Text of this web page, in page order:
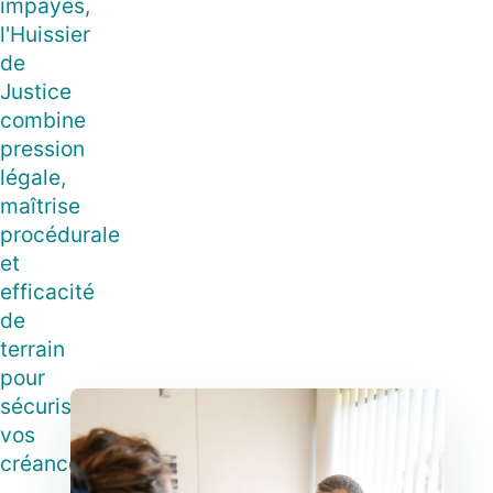
impayés,
l'Huissier
de
Justice
combine
pression
légale,
maîtrise
procédurale
et
efficacité
de
terrain
pour
sécuriser
vos
créances.